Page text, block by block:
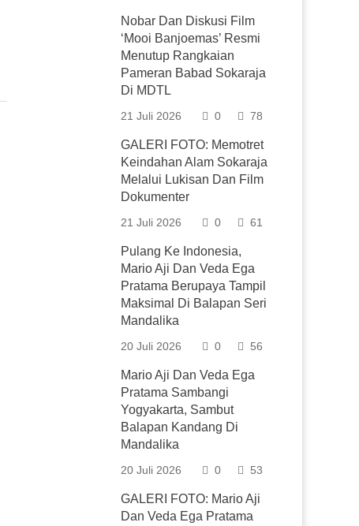
Nobar Dan Diskusi Film
‘Mooi Banjoemas’ Resmi
Menutup Rangkaian
Pameran Babad Sokaraja
Di MDTL
21 Juli 2026 0 78
GALERI FOTO: Memotret
Keindahan Alam Sokaraja
Melalui Lukisan Dan Film
Dokumenter
21 Juli 2026 0 61
Pulang Ke Indonesia,
Mario Aji Dan Veda Ega
Pratama Berupaya Tampil
Maksimal Di Balapan Seri
Mandalika
20 Juli 2026 0 56
Mario Aji Dan Veda Ega
Pratama Sambangi
Yogyakarta, Sambut
Balapan Kandang Di
Mandalika
20 Juli 2026 0 53
GALERI FOTO: Mario Aji
Dan Veda Ega Pratama